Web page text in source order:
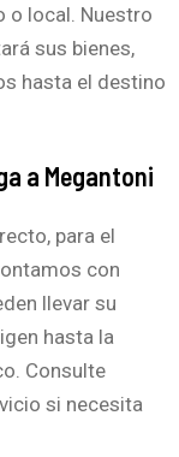
o local. Nuestro
sus bienes,
hasta el destino
a Megantoni
para el
con
llevar su
hasta la
Consulte
si necesita